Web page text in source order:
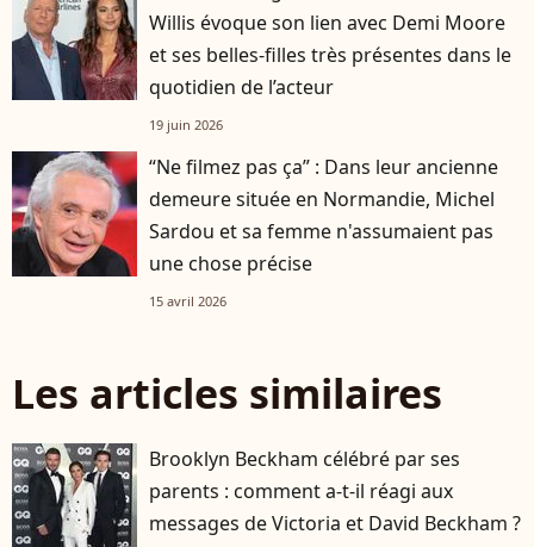
Willis évoque son lien avec Demi Moore
et ses belles-filles très présentes dans le
quotidien de l’acteur
19 juin 2026
“Ne filmez pas ça” : Dans leur ancienne
demeure située en Normandie, Michel
Sardou et sa femme n'assumaient pas
une chose précise
15 avril 2026
Les articles similaires
Brooklyn Beckham célébré par ses
parents : comment a-t-il réagi aux
messages de Victoria et David Beckham ?